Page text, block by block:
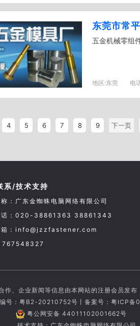
东莞市常
五金机械零组
地区:东莞 电
4 5 6 7 8 9 下一页
系/技术支持
：广东金蜘蛛电脑网络有限公司
话：020-38861363 38861343
箱：info@jzzfastener.com
、企业新闻等信息由本网站的注册会员发布
号：粤B2-20210752号丨备案号： 粤ICP备
粤公网安备 44011102001662号